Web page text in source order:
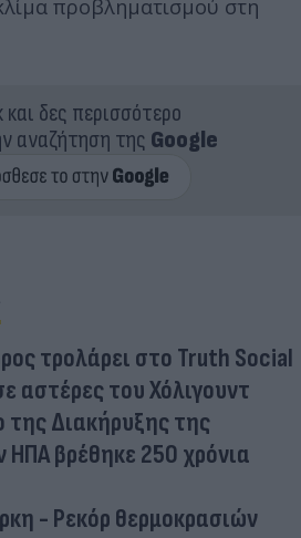
προβληματισμού στη
και δες περισσότερο
αναζήτηση της Google
τρολάρει στο Truth Social
αστέρες του Χόλιγουντ
της Διακήρυξης της
βρέθηκε 250 χρόνια
- Ρεκόρ θερμοκρασιών